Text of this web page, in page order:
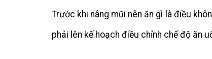
Trước khi nâng mũi nên ăn gì là điều
phải lên kế hoạch điều chỉnh chế độ ăn